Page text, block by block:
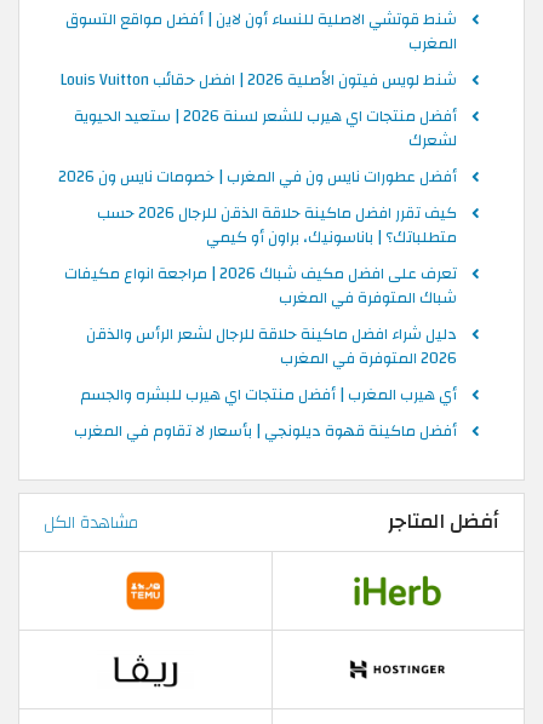
شنط قوتشي الاصلية للنساء أون لاين | أفضل مواقع التسوق
المغرب
شنط لويس فيتون الأصلية 2026 | افضل حقائب Louis Vuitton
أفضل منتجات اي هيرب للشعر لسنة 2026 | ستعيد الحيوية
لشعرك
أفضل عطورات نايس ون في المغرب | خصومات نايس ون 2026
كيف تقرر افضل ماكينة حلاقة الذقن للرجال 2026 حسب
متطلباتك؟ | باناسونيك، براون أو كيمي
تعرف على افضل مكيف شباك 2026 | مراجعة انواع مكيفات
شباك المتوفرة في المغرب
دليل شراء افضل ماكينة حلاقة للرجال لشعر الرأس والذقن
2026 المتوفرة في المغرب
أي هيرب المغرب | أفضل منتجات اي هيرب للبشره والجسم
أفضل ماكينة قهوة ديلونجي | بأسعار لا تقاوم في المغرب
أفضل المتاجر مشاهدة الكل